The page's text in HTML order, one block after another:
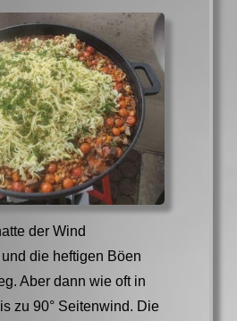
der Wind
die heftigen Böen
Aber dann wie oft in
zu 90° Seitenwind. Die